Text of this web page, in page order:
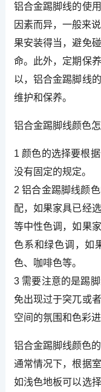
铝合金踢脚线的使
因素而异，一般来
果安装得当，避免
命。此外，定期保
以，铝合金踢脚线
维护和保养。
铝合金踢脚线颜色怎
1 颜色的选择要根
没有固定的规定。
2 铝合金踢脚线颜
配，如果家具已经
等中性色调，如果
色系和绿色调，如
色、咖啡色等。
3 需要注意的是踢
免出现过于突兀或
空间的氛围和色彩
铝合金踢脚线颜色
通常情况下，根据
如浅色地板可以选